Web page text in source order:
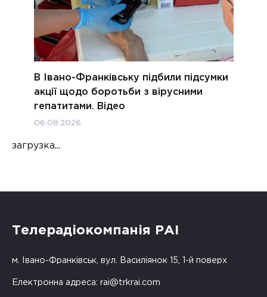
В Івано-Франківську підбили підсумки
акції щодо боротьби з вірусними
гепатитами. Відео
06.08.2026
загрузка...
Телерадіокомпанія РАІ
м. Івано-Франківськ, вул. Василіянок 15, 1-й поверх
Електронна адреса: rai@trkrai.com